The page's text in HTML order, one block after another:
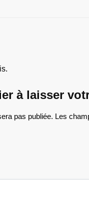
à laisser
pas publiée. Les